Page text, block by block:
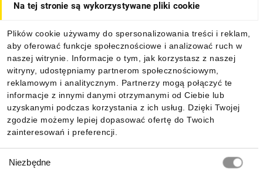
Na tej stronie są wykorzystywane pliki cookie
Plików cookie używamy do spersonalizowania treści i reklam,
aby oferować funkcje społecznościowe i analizować ruch w
naszej witrynie. Informacje o tym, jak korzystasz z naszej
witryny, udostępniamy partnerom społecznościowym,
reklamowym i analitycznym. Partnerzy mogą połączyć te
informacje z innymi danymi otrzymanymi od Ciebie lub
uzyskanymi podczas korzystania z ich usług. Dzięki Twojej
zgodzie możemy lepiej dopasować ofertę do Twoich
zainteresowań i preferencji.
zgody
Niezbędne
Informacje
Pobierz naszą aplikację mobilną: